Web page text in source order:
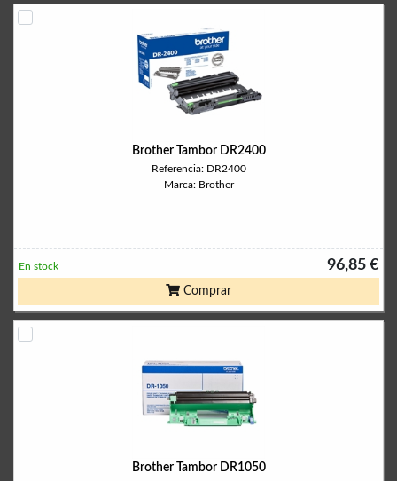
Brother Tambor DR2400
Referencia: DR2400
Marca: Brother
96,85 €
En stock
Comprar
Brother Tambor DR1050